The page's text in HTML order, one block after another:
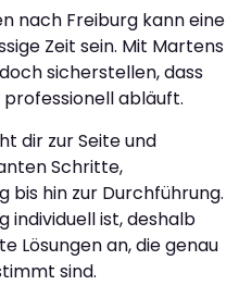
nach Freiburg kann eine
Zeit sein. Mit Martens
sicherstellen, dass
professionell abläuft.
dir zur Seite und
Schritte,
bis hin zur Durchführung.
individuell ist, deshalb
Lösungen an, die genau
sind.